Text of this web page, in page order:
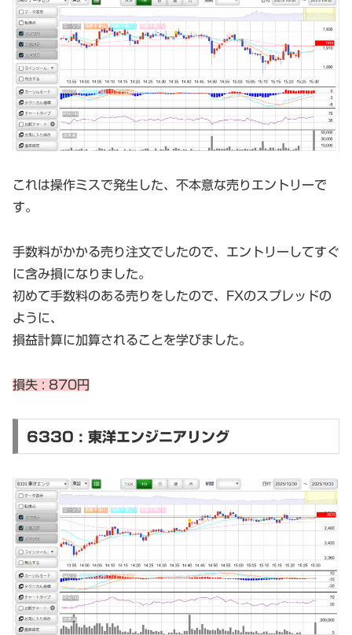
これは操作ミスで発生した、不本意な売りエントリーで
す。
手数料がかかる売り注文でしたので、エントリーしてすぐ
に含み損になりました。
初めて手数料のある売りをしたので、FXのスプレッドの
ように、
損益計算に加算されることを学びました。
損失 : 870円
6330 : 東洋エンジニアリング